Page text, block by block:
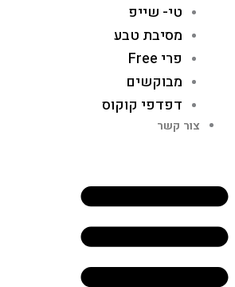
טי- שייפ
מסיבת טבע
פרי Free
מבוקשים
דפדפי קוקוס
צור קשר